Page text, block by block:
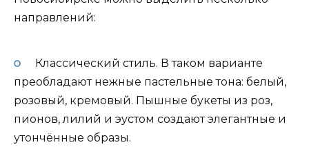
направлений:
Классический стиль. В таком варианте
преобладают нежные пастельные тона: белый,
розовый, кремовый. Пышные букеты из роз,
пионов, лилий и эустом создают элегантные и
утончённые образы.